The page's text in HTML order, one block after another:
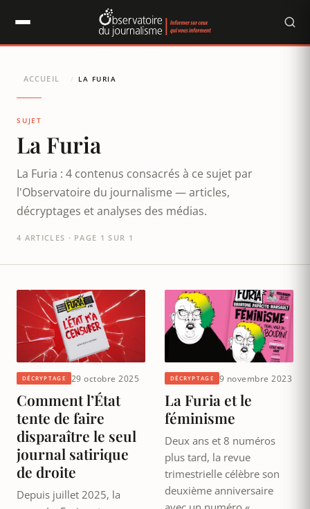
ACCUEIL / LA FURIA
SUJET
La Furia
La Furia : 4 contenus consacrés à ce sujet par
l'Observatoire du journalisme — articles,
décryptages et analyses des médias.
4 ARTICLES · PAGE 1 SUR 1
DÉCRYPTAGE 29 octobre 2025
Comment l’État
tente de faire
disparaître le seul
journal satirique
de droite
Depuis juillet 2025, la
DÉCRYPTAGE 9 novembre 2023
La Furia et le
féminisme
Deux ans et 8 numéros
plus tard, la revue
trimestrielle célèbre son
deuxième anniversaire
Panneau de gestion des cookies